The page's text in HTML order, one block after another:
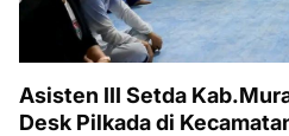
Asisten III Setda
Desk Pilkada di